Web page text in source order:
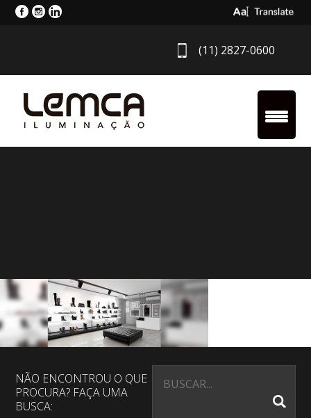
Select
(11) 2827-0600
NÃO ENCONTROU O QUE
PROCURA? FAÇA UMA
BUSCA: